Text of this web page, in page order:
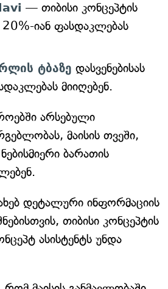
— თიბისი კონცეპტის
იან ფასდაკლებას
ტბაზე დასვენებისას
მიიღებენ.
არსებული
მაისის თვეში,
ბარათის
დეტალური ინფორმაციის
თიბისი კონცეპტის
ასისტენტს უნდა